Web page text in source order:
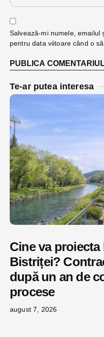
Salvează-mi numele, emailul
pentru data viitoare când o
Te-ar putea interesa
Cine va
Bistriței?
după un an de
procese
august 7, 2026